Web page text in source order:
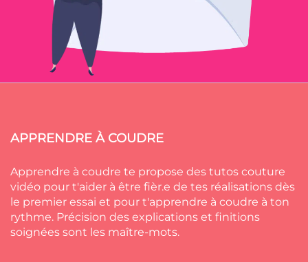
APPRENDRE À COUDRE
Apprendre à coudre te propose des tutos couture
vidéo pour t'aider à être fièr.e de tes réalisations dès
le premier essai et pour t'apprendre à coudre à ton
rythme. Précision des explications et finitions
soignées sont les maître-mots.